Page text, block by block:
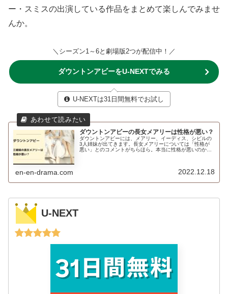
ー・スミスの出演している作品をまとめて楽しんでみませ
んか。
＼シーズン1～6と劇場版2つが配信中！／
ダウントンアビーをU-NEXTでみる
U-NEXTは31日間無料でお試し
ダウントンアビーの長女メアリーは性格が悪い？
ダウントンアビーには、メアリー、イーディス、シビルの
3人姉妹が出てきます。長女メアリーについては「性格が
悪い」とのコメントがちらほら。本当に性格が悪いのか？
en-en-drama.com 2022.12.18
U-NEXT